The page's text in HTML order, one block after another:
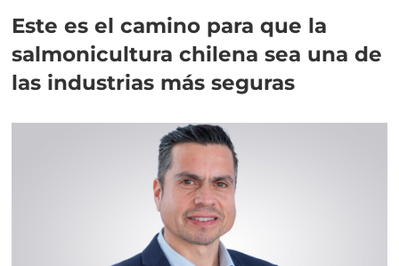
Este es el camino para que la
salmonicultura chilena sea una de
las industrias más seguras